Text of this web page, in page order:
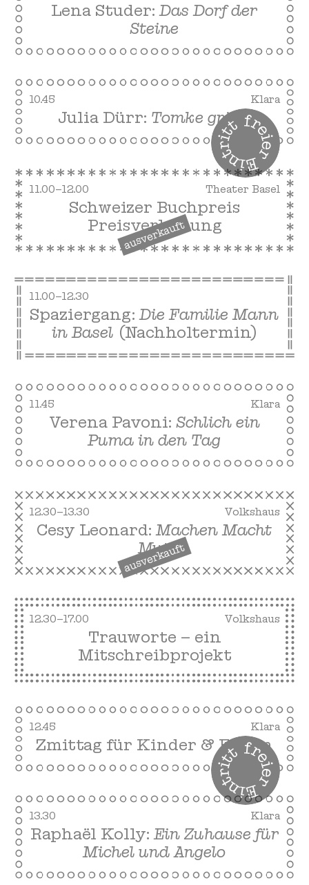
Lena Studer:Das Dorf der
Steine
10.45 Klara
Julia Dürr: Tomke gräbt
11.00–12.00 Theater Basel
ausverkauft
Schweizer Buchpreis
Preisverleihung
11.00–12.30
Spaziergang:Die Familie Mann
in Basel (Nachholtermin)
11.45 Klara
Verena Pavoni:Schlich ein
Puma in den Tag
12.30–13.30 Volkshaus
ausverkauft
Cesy Leonard:Machen Macht
Mut
12.30–17.00 Volkshaus
Trauworte – ein
Mitschreibprojekt
12.45 Klara
Zmittag für Kinder & Eltern
13.30 Klara
Raphaël Kolly:Ein Zuhause für
Michel und Angelo